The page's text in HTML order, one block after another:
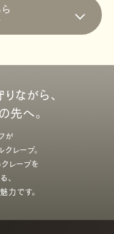
ながら、
先へ。
が
レープ。
レープを
、
力です。